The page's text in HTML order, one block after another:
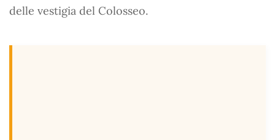
delle vestigia del Colosseo.